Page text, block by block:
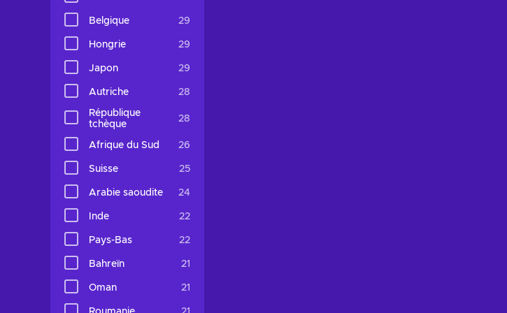
Belgique 29
Hongrie 29
Japon 29
Autriche 28
République
tchèque
28
Afrique du Sud 26
Suisse 25
Arabie saoudite 24
Inde 22
Pays-Bas 22
Bahreïn 21
Oman 21